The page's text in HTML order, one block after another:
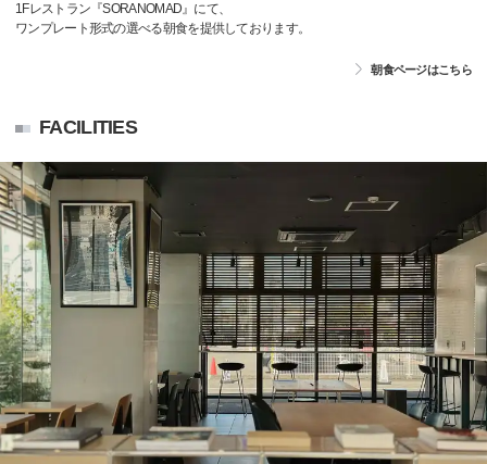
1Fレストラン『SORANOMAD』にて、
ワンプレート形式の選べる朝食を提供しております。
朝食ページはこちら
FACILITIES